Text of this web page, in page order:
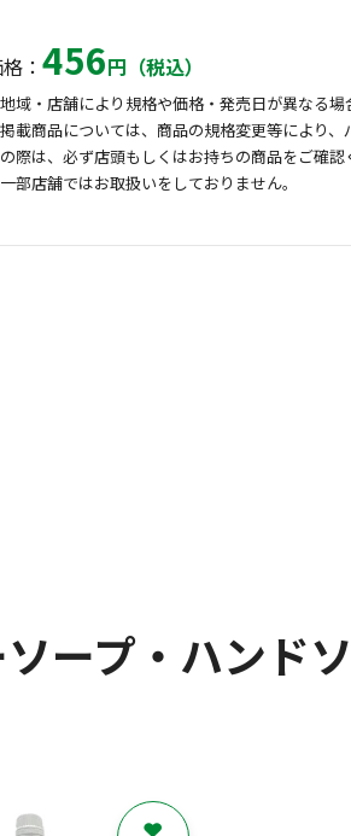
： 456円（税込）
域・店舗により規格や価格・発売日が異なる場
載商品については、商品の規格変更等により
際は、必ず店頭もしくはお持ちの商品をご確認
部店舗ではお取扱いをしておりません。
ープ・ハンド